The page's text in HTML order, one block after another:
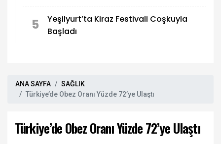
5
Yeşilyurt’ta Kiraz Festivali Coşkuyla
Başladı
ANA SAYFA
SAĞLIK
Türkiye’de Obez Oranı Yüzde 72’ye Ulaştı
Türkiye’de Obez Oranı Yüzde 72’ye Ulaştı